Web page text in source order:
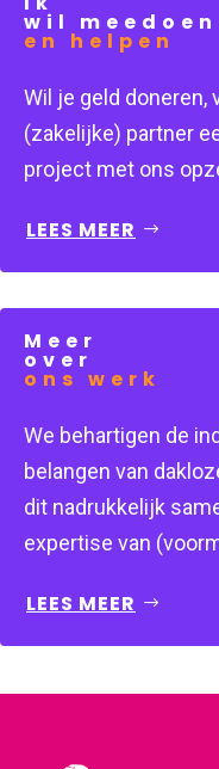
wil meedoen
en helpen
Wil je geld doneren,
(zakelijke) partner
project met ons
LEES MEER
Meer
over
ons werk
We behartigen de
belangen van
dit nadrukkelijk
expertise van
LEES MEER